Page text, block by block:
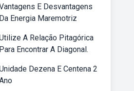
E Desvantagens
Da Energia Maremotriz
A Relação Pitagórica
Para Encontrar A Diagonal.
Dezena E Centena 2